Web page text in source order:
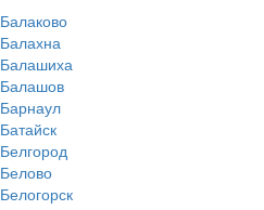
Балаково
Балахна
Балашиха
Балашов
Барнаул
Батайск
Белгород
Белово
Белогорск